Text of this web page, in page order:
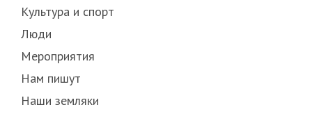
Культура и спорт
Люди
Мероприятия
Нам пишут
Наши земляки